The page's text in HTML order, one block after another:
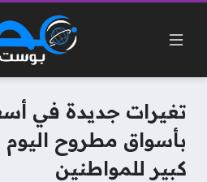
تغيرات جديدة في
بأسواق مطروح
كبير للمواطنين